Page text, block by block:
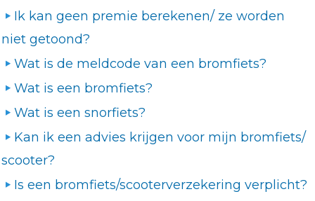
Ik kan geen premie berekenen/ ze worden
niet getoond?
Wat is de meldcode van een bromfiets?
Wat is een bromfiets?
Wat is een snorfiets?
Kan ik een advies krijgen voor mijn bromfiets/
scooter?
Is een bromfiets/scooterverzekering verplicht?